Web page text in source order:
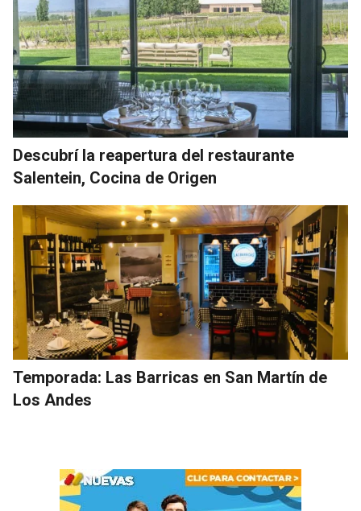
Descubrí la reapertura del restaurante
Salentein, Cocina de Origen
Temporada: Las Barricas en San Martín de
Los Andes